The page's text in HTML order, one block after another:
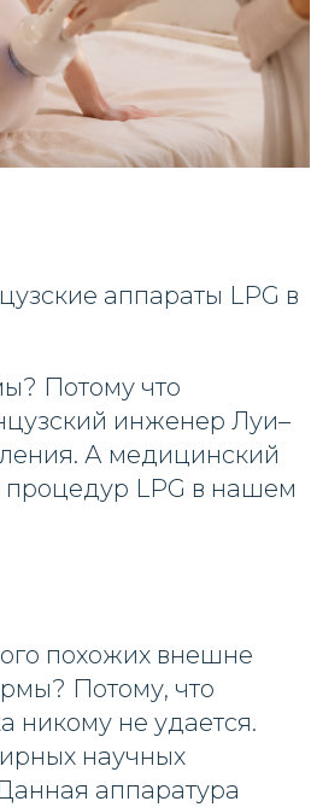
аппараты LPG в
Потому что
инженер Луи–
А медицинский
процедур LPG в нашем
похожих внешне
Потому, что
никому не удается.
научных
аппаратура